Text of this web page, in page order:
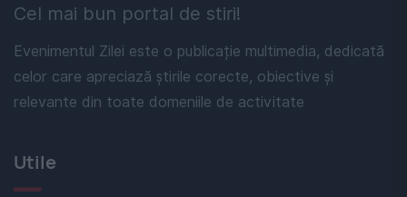
Cel mai bun portal de stiri!
Evenimentul Zilei este o publicație multimedia, dedicată
celor care apreciază știrile corecte, obiective și
relevante din toate domeniile de activitate
Utile